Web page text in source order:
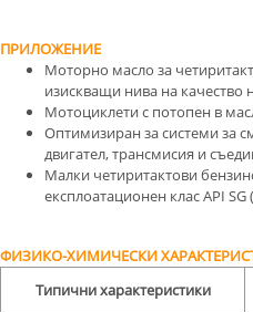
ПРИЛОЖЕНИЕ
Моторно масло за
изискващи нива на качество
Мотоциклети с потопен в
Оптимизиран за системи за
двигател, трансмисия и
Малки четиритактови
експлоатационен клас API
ФИЗИКО-ХИМИЧЕСКИ
Типични характеристики